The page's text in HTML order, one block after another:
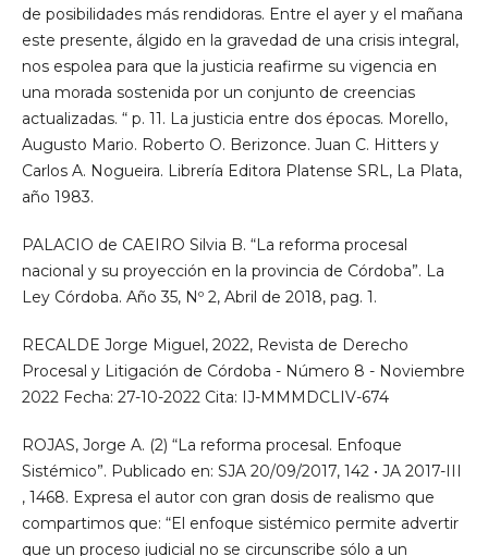
de posibilidades más rendidoras. Entre el ayer y el mañana
este presente, álgido en la gravedad de una crisis integral,
nos espolea para que la justicia reafirme su vigencia en
una morada sostenida por un conjunto de creencias
actualizadas. “ p. 11. La justicia entre dos épocas. Morello,
Augusto Mario. Roberto O. Berizonce. Juan C. Hitters y
Carlos A. Nogueira. Librería Editora Platense SRL, La Plata,
año 1983.
PALACIO de CAEIRO Silvia B. “La reforma procesal
nacional y su proyección en la provincia de Córdoba”. La
Ley Córdoba. Año 35, Nº 2, Abril de 2018, pag. 1.
RECALDE Jorge Miguel, 2022, Revista de Derecho
Procesal y Litigación de Córdoba - Número 8 - Noviembre
2022 Fecha: 27-10-2022 Cita: IJ-MMMDCLIV-674
ROJAS, Jorge A. (2) “La reforma procesal. Enfoque
Sistémico”. Publicado en: SJA 20/09/2017, 142 • JA 2017-III
, 1468. Expresa el autor con gran dosis de realismo que
compartimos que: “El enfoque sistémico permite advertir
que un proceso judicial no se circunscribe sólo a un